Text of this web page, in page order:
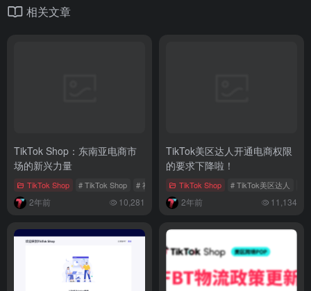
相关文章
TikTok Shop：东南亚电商市
场的新兴力量
TikTok Shop # TikTok Shop # 社交电商 # 东南亚电商
2年前 10,281
TikTok美区达人开通电商权限
的要求下降啦！
TikTok Shop # TikTok美区达人
2年前 11,134